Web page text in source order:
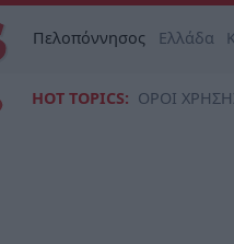
Πελοπόννησος Ελλάδα
HOT TOPICS: ΟΡΟΙ